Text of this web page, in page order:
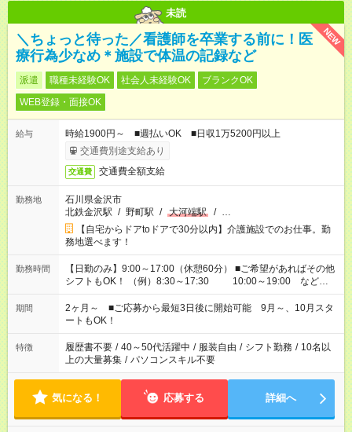
未読
NEW
＼ちょっと待った／看護師を卒業する前に！医
療行為少なめ＊施設で体温の記録など
派遣 職種未経験OK 社会人未経験OK
ブランクOK
WEB登録・面接OK
給与
時給1900円～ ■週払いOK ■日収1万5200円以上
交通費別途支給あり
交通費 交通費全額支給
勤務地
石川県金沢市
北鉄金沢駅 / 野町駅 / 大河端駅 / …
【自宅からドアtoドアで30分以内】介護施設でのお仕事。勤
務地選べます！
勤務時間
【日勤のみ】9:00～17:00（休憩60分） ■ご希望があればその他
シフトもOK！ （例）8:30～17:30 10:00～19:00 など
「家族とお休みを合わせたい」 「できれば残業はしたくない」
など、あなたのご希望に沿ったお仕事をご紹介します！ ※Wワ
ーク希望の方へ 今ご覧のお仕事で希望する勤務時間と、もう1つ
のお仕事の勤務時間。 合計で週40時間を超える場合は応募でき
ません
期間
2ヶ月～ ■ご応募から最短3日後に開始可能 9月～、10月スタ
ートもOK！
特徴 履歴書不要 / 40～50代活躍中 / 服装自由 / シフト勤務 / 10名以
上の大量募集 / パソコンスキル不要
気になる！ 応募する 詳細へ